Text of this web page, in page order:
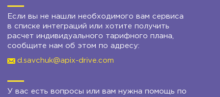
Если вы не нашли необходимого вам сервиса
в списке интеграций или хотите получить
расчет индивидуального тарифного плана,
сообщите нам об этом по адресу:
d.savchuk@apix-drive.com
У вас есть вопросы или вам нужна помощь по